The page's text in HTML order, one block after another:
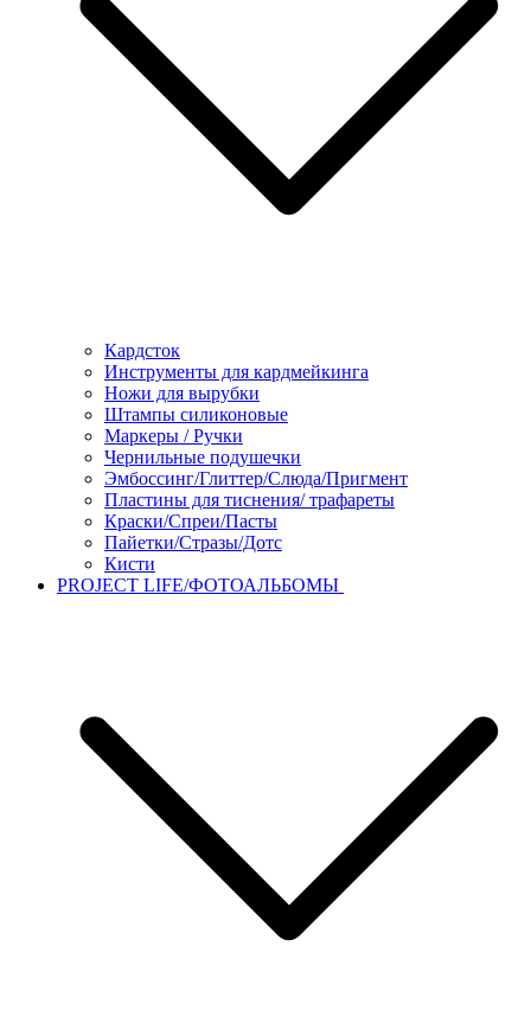
Кардсток
Инструменты для кардмейкинга
Ножи для вырубки
Штампы силиконовые
Маркеры / Ручки
Чернильные подушечки
Эмбоссинг/Глиттер/Слюда/Пригмент
Пластины для тиснения/ трафареты
Краски/Спреи/Пасты
Пайетки/Стразы/Дотс
Кисти
PROJECT LIFE/ФОТОАЛЬБОМЫ